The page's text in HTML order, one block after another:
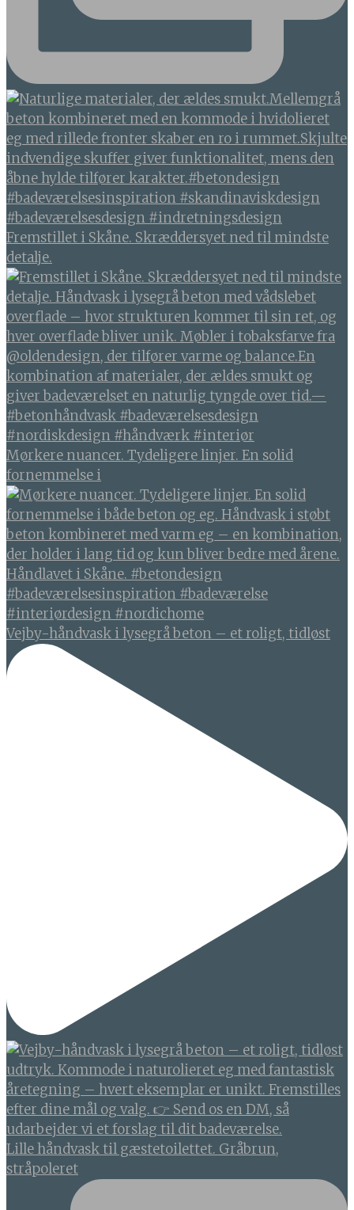
Fremstillet i Skåne. Skræddersyet ned til mindste
detalje.
Mørkere nuancer. Tydeligere linjer. En solid
fornemmelse i
Vejby-håndvask i lysegrå beton – et roligt, tidløst
Lille håndvask til gæstetoilettet. Gråbrun,
stråpoleret